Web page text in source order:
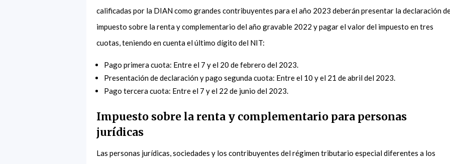
calificadas por la DIAN como grandes contribuyentes para el año 2023 deberán presentar la declaración
impuesto sobre la renta y complementario del año gravable 2022 y pagar el valor del impuesto en tres
cuotas, teniendo en cuenta el último dígito del NIT:
Pago primera cuota: Entre el 7 y el 20 de febrero del 2023.
Presentación de declaración y pago segunda cuota: Entre el 10 y el 21 de abril del 2023.
Pago tercera cuota: Entre el 7 y el 22 de junio del 2023.
Impuesto sobre la renta y complementario para personas
jurídicas
Las personas jurídicas, sociedades y los contribuyentes del régimen tributario especial diferentes a los